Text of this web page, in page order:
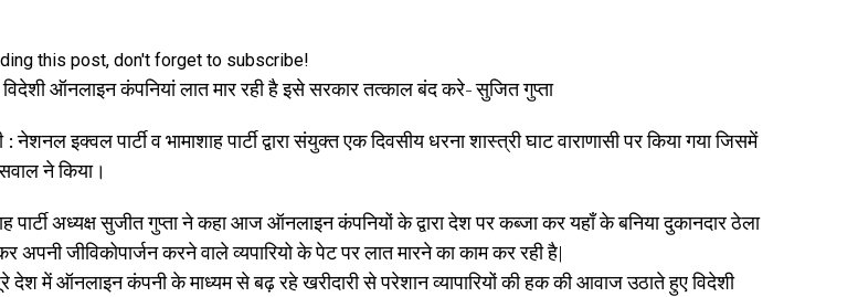
this post, don't forget to subscribe!
विदेशी ऑनलाइन कंपनियां लात मार रही है इसे सरकार तत्काल बंद करे- सुजित गुप्ता
नेशनल इक्वल पार्टी व भामाशाह पार्टी द्वारा संयुक्त एक दिवसीय धरना शास्त्री घाट वाराणासी पर किया गया जिसमें
ने किया।
पार्टी अध्यक्ष सुजीत गुप्ता ने कहा आज ऑनलाइन कंपनियों के द्वारा देश पर कब्जा कर यहाँ के बनिया दुकानदार ठेला
अपनी जीविकोपार्जन करने वाले व्यपारियो के पेट पर लात मारने का काम कर रही है|
देश में ऑनलाइन कंपनी के माध्यम से बढ़ रहे खरीदारी से परेशान व्यापारियों की हक की आवाज उठाते हुए विदेशी